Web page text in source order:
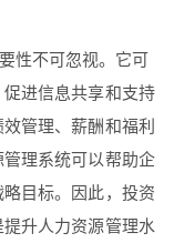
性不可忽视。它可
进信息共享和支持
管理、薪酬和福利
理系统可以帮助企
目标。因此，投资
升人力资源管理水